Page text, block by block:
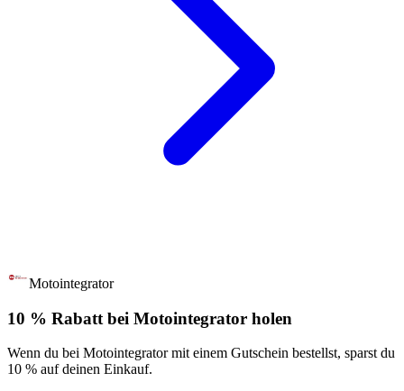
Motointegrator
10 % Rabatt bei Motointegrator holen
Wenn du bei Motointegrator mit einem Gutschein bestellst, sparst du
10 % auf deinen Einkauf.